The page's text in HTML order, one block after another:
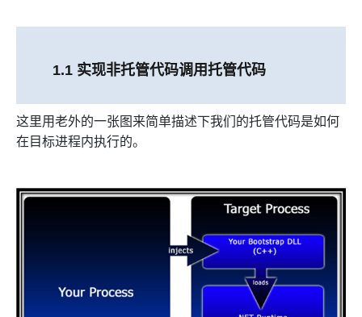
1.1 实现非托管代码调用托管代码
这里用老外的一张图来简单描述下我们的托管代码是如何
在目标进程内执行的。